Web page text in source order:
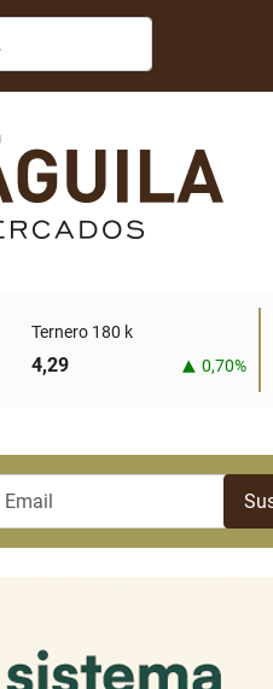
Ternero 180 k
4,29 0,70%